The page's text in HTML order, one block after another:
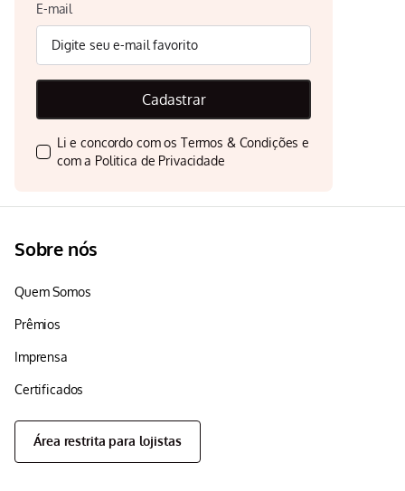
E-mail
Cadastrar
Li e concordo com os Termos & Condições e
com a Politica de Privacidade
Sobre nós
Quem Somos
Prêmios
Imprensa
Certificados
Área restrita para lojistas